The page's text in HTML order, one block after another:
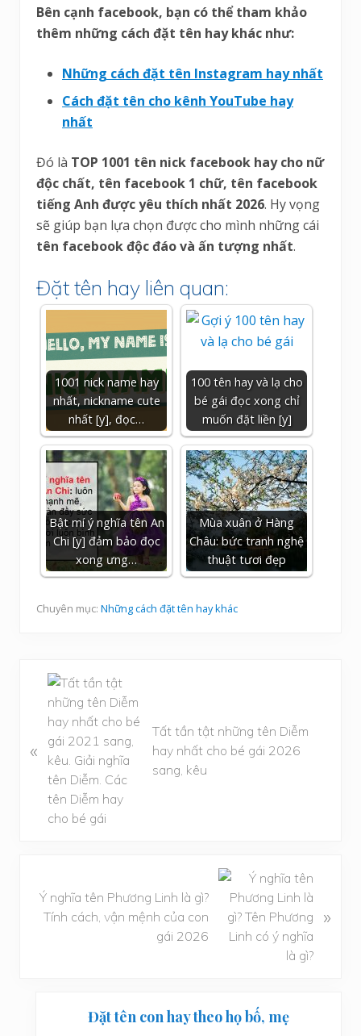
Bên cạnh facebook, bạn có thể tham khảo
thêm những cách đặt tên hay khác như:
Những cách đặt tên Instagram hay nhất
Cách đặt tên cho kênh YouTube hay
nhất
Đó là TOP 1001 tên nick facebook hay cho nữ
độc chất, tên facebook 1 chữ, tên facebook
tiếng Anh được yêu thích nhất 2026. Hy vọng
sẽ giúp bạn lựa chọn được cho mình những cái
tên facebook độc đáo và ấn tượng nhất.
Đặt tên hay liên quan:
1001 nick name hay
nhất, nickname cute
nhất [y], đọc…
100 tên hay và lạ cho
bé gái đọc xong chỉ
muốn đặt liền [y]
Bật mí ý nghĩa tên An
Chi [y] đảm bảo đọc
xong ưng…
Mùa xuân ở Hàng
Châu: bức tranh nghệ
thuật tươi đẹp
Chuyên mục: Những cách đặt tên hay khác
i
«
Tất tần tật những tên Diễm
hay nhất cho bé gái 2026
sang, kêu
Ý nghĩa tên Phương Linh là gì?
Tính cách, vận mệnh của con
gái 2026
»
SidebarĐặt tên con hay theo họ bố, mẹ